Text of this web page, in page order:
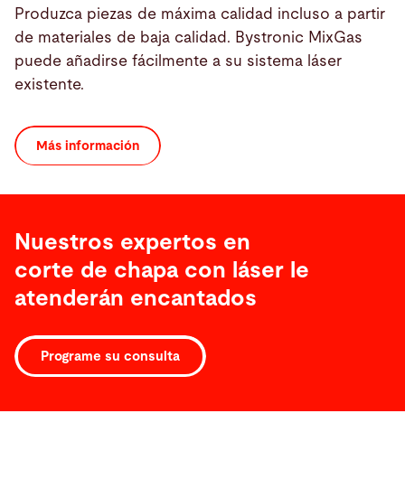
Produzca piezas de máxima calidad incluso a partir
de materiales de baja calidad. Bystronic MixGas
puede añadirse fácilmente a su sistema láser
existente.
Más información
Nuestros expertos en
corte de chapa con láser le
atenderán encantados
Programe su consulta